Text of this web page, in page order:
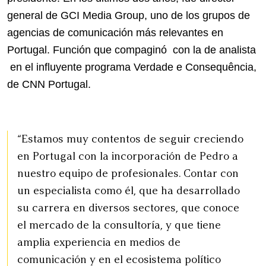
general de GCI Media Group, uno de los grupos de
agencias de comunicación más relevantes en
Portugal. Función que compaginó con la de analista
en el influyente programa Verdade e Consequência,
de CNN Portugal.
“Estamos muy contentos de seguir creciendo
en Portugal con la incorporación de Pedro a
nuestro equipo de profesionales. Contar con
un especialista como él, que ha desarrollado
su carrera en diversos sectores, que conoce
el mercado de la consultoría, y que tiene
amplia experiencia en medios de
comunicación y en el ecosistema político